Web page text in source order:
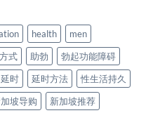
health
men
式 助勃
勃起功能障碍
延时 延时方法
性生活持久
坡导购
新加坡推荐